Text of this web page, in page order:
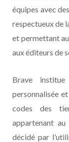
équipes avec
respectueux de
et permettant
aux éditeurs de
Brave
personnalisée
codes des
appartenant
décidé par